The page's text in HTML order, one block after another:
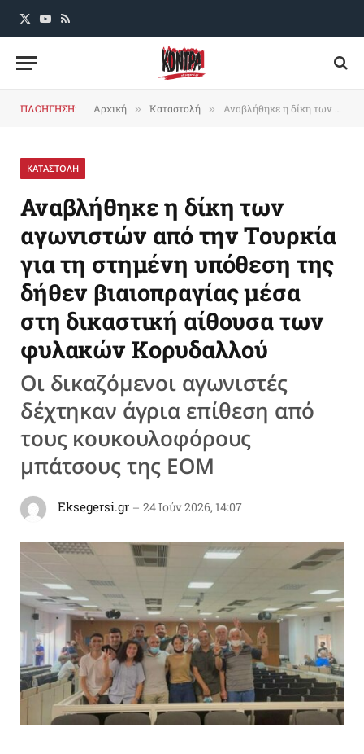
X
YouTube
RSS
ΠΛΟΗΓΗΣΗ: Αρχική » Καταστολή » Αναβλήθηκε η δίκη των αγωνιστών από την Τουρκία για τη στημένη υπόθεση της δήθεν βιαιοπραγίας μέσα στη δικαστική αίθουσα των φυλακών Κορυδαλλού
ΚΑΤΑΣΤΟΛΗ
Αναβλήθηκε η δίκη των
αγωνιστών από την Τουρκία
για τη στημένη υπόθεση της
δήθεν βιαιοπραγίας μέσα
στη δικαστική αίθουσα των
φυλακών Κορυδαλλού
Οι δικαζόμενοι αγωνιστές
δέχτηκαν άγρια επίθεση από
τους κουκουλοφόρους
μπάτσους της ΕΟΜ
Eksegersi.gr 24 Ιούν 2026, 14:07